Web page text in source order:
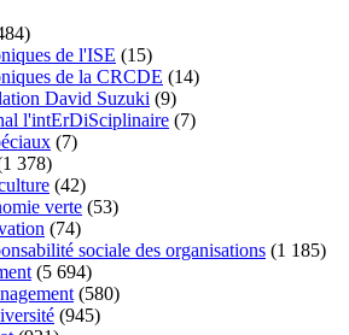
de l'ISE (15)
de la CRCDE (14)
David Suzuki (9)
l'intErDiSciplinaire (7)
(7)
378)
(42)
verte (53)
(74)
sociale des organisations (1 185)
(5 694)
(580)
(945)